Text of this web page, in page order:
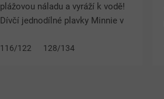
plážovou náladu a vyráží k vodě!
Dívčí jednodílné plavky Minnie v
veselým Disney motivem a
116/122 128/134